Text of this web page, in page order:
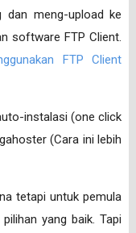
dan meng-upload ke
software FTP Client.
FTP Client
instalasi (one click
(Cara ini lebih
tetapi untuk pemula
yang baik. Tapi